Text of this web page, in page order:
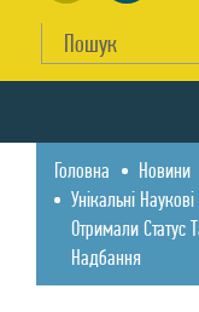
Головна
Новини
Унікальні
Отримали Статус
Надбання